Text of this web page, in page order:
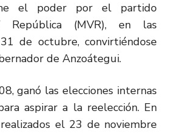
el poder por el partido
República (MVR), en las
de octubre, convirtiéndose
de Anzoátegui.
ganó las elecciones internas
aspirar a la reelección. En
el 23 de noviembre